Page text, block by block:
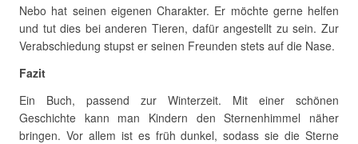
Nebo hat seinen eigenen Charakter. Er möchte gerne helfen
und tut dies bei anderen Tieren, dafür angestellt zu sein. Zur
Verabschiedung stupst er seinen Freunden stets auf die Nase.
Fazit
Ein Buch, passend zur Winterzeit. Mit einer schönen
Geschichte kann man Kindern den Sternenhimmel näher
bringen. Vor allem ist es früh dunkel, sodass sie die Sterne